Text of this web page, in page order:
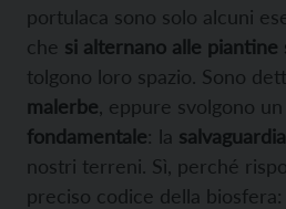
portulaca sono solo alcuni
che si alternano alle piantine
tolgono loro spazio. Sono
malerbe , eppure svolgono un
fondamentale: la
nostri terreni. Sì, perché
preciso codice della biosfera: